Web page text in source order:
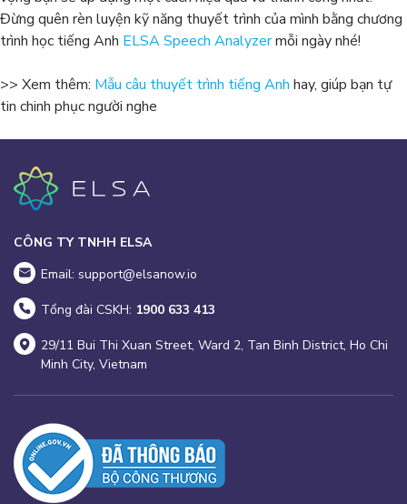
Đừng quên rèn luyện kỹ năng thuyết trình của mình bằng chương
trình học tiếng Anh ELSA Speech Analyzermỗi ngày nhé!
>> Xem thêm: Mẫu câu thuyết trình tiếng Anh hay, giúp bạn tự
tin chinh phục người nghe
CÔNG TY TNHH ELSA
Email: support@elsanow.io
Tổng đài CSKH: 1900 633 413
29/11 Bui Thi Xuan Street, Ward 2, Tan Binh District, Ho Chi
Minh City, Vietnam